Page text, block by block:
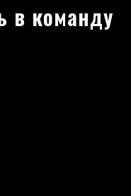
в команду